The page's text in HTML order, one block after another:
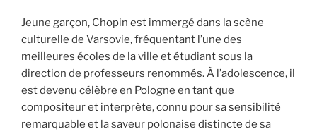
Jeune garçon, Chopin est immergé dans la scène
culturelle de Varsovie, fréquentant l’une des
meilleures écoles de la ville et étudiant sous la
direction de professeurs renommés. À l’adolescence, il
est devenu célèbre en Pologne en tant que
compositeur et interprète, connu pour sa sensibilité
remarquable et la saveur polonaise distincte de sa